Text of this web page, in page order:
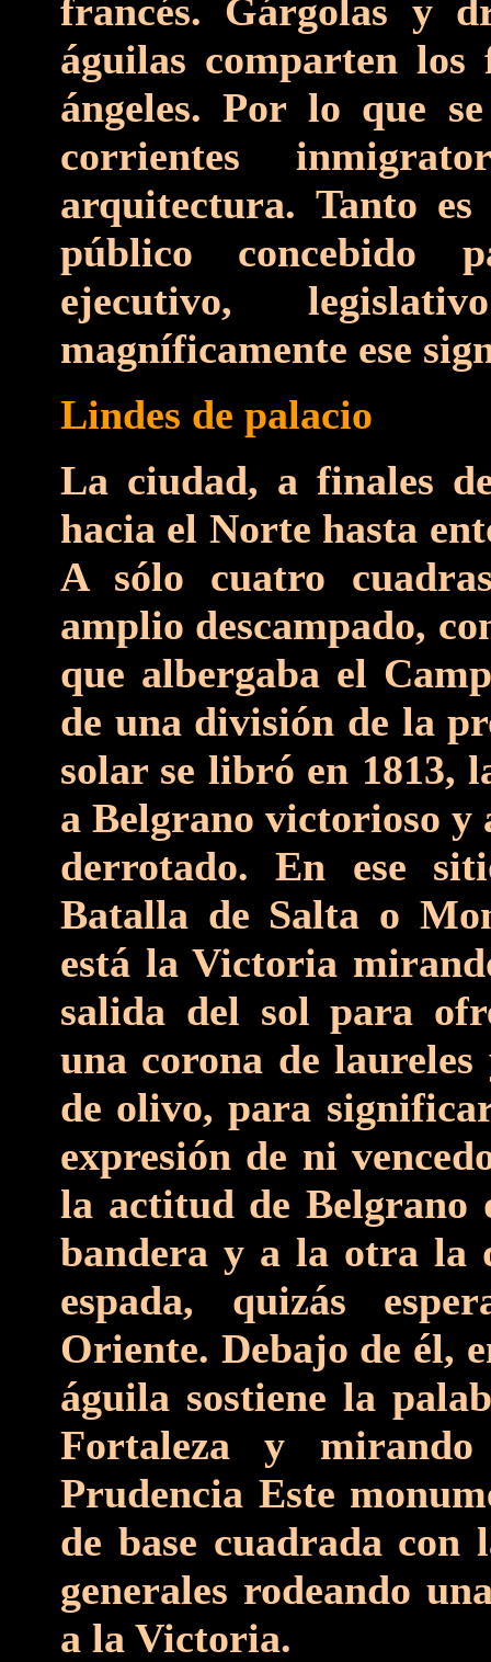
francés. Gárgolas y
águilas comparten los
ángeles. Por lo que
corrientes
arquitectura. Tanto
público concebido
ejecutivo,
magníficamente ese
Lindes de palacio
La ciudad, a finales
hacia el Norte hasta
A sólo cuatro
amplio descampado,
que albergaba el
de una división de la
solar se libró en 1813,
a Belgrano victorioso y
derrotado. En ese
Batalla de Salta o
está la Victoria
salida del sol para
una corona de
de olivo, para
expresión de ni
la actitud de Belgrano
bandera y a la otra la
espada, quizás
Oriente. Debajo de él,
águila sostiene la
Fortaleza y
Prudencia Este
de base cuadrada con
generales rodeando
a la Victoria.